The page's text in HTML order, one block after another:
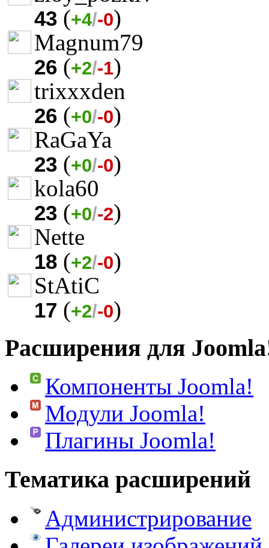
43 (+4/-0)
Magnum79
26 (+2/-1)
trixxxden
26 (+0/-0)
RaGaYa
23 (+0/-0)
kola60
23 (+0/-2)
Nette
18 (+2/-0)
StAtiC
17 (+2/-0)
Расширения для
Компоненты Joomla!
Модули Joomla!
Плагины Joomla!
Тематика расширений
Администрирование